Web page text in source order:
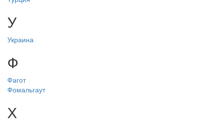
У
Украина
Ф
Фагот
Фомальгаут
Х